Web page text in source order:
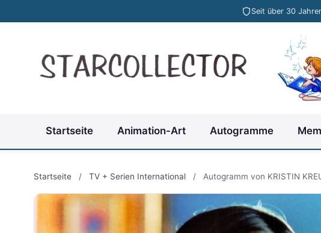
Seit über 30
Startseite Animation-Art Autogramme
Startseite / TV + Serien International / Autogramm von KRISTIN